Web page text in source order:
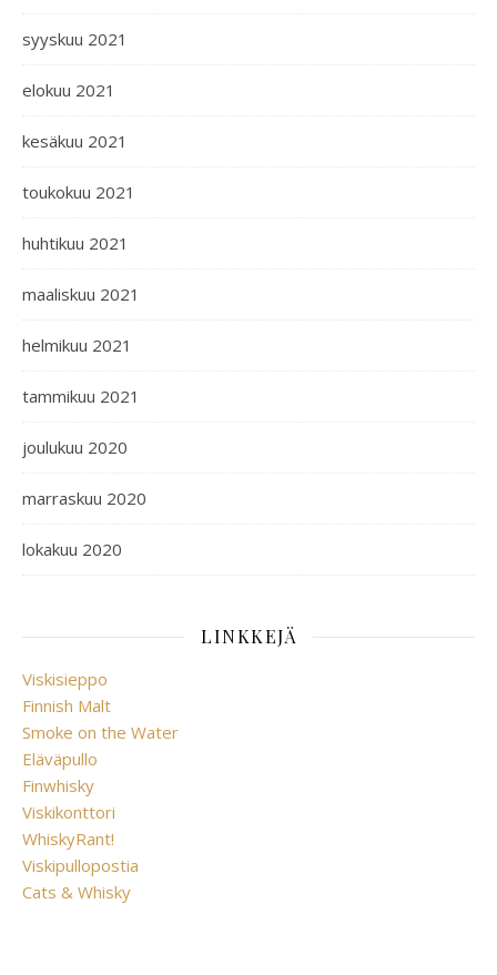
syyskuu 2021
elokuu 2021
kesäkuu 2021
toukokuu 2021
huhtikuu 2021
maaliskuu 2021
helmikuu 2021
tammikuu 2021
joulukuu 2020
marraskuu 2020
lokakuu 2020
LINKKEJÄ
Viskisieppo
Finnish Malt
Smoke on the Water
Eläväpullo
Finwhisky
Viskikonttori
WhiskyRant!
Viskipullopostia
Cats & Whisky